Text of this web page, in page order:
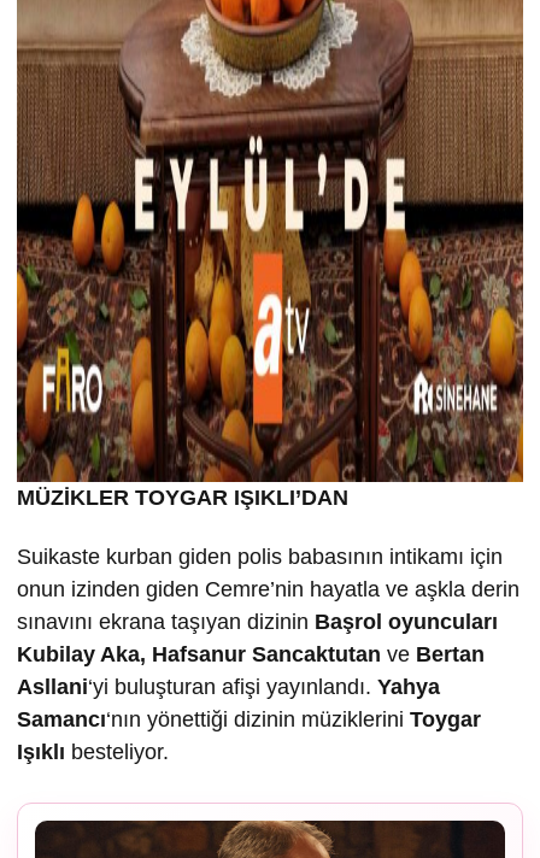
MÜZİKLER TOYGAR IŞIKLI’DAN
Suikaste kurban giden polis babasının intikamı için
onun izinden giden Cemre’nin hayatla ve aşkla derin
sınavını ekrana taşıyan dizinin Başrol oyuncuları
Kubilay Aka, Hafsanur Sancaktutan ve Bertan
Asllani‘yi buluşturan afişi yayınlandı. Yahya
Samancı‘nın yönettiği dizinin müziklerini Toygar
Işıklı besteliyor.